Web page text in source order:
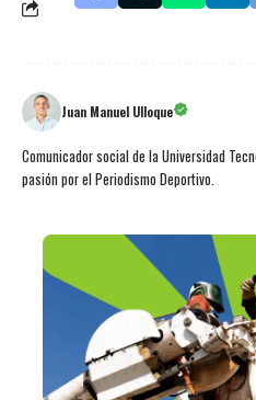
Juan Manuel Ulloque
Comunicador social de la Universidad
pasión por el Periodismo Deportivo.